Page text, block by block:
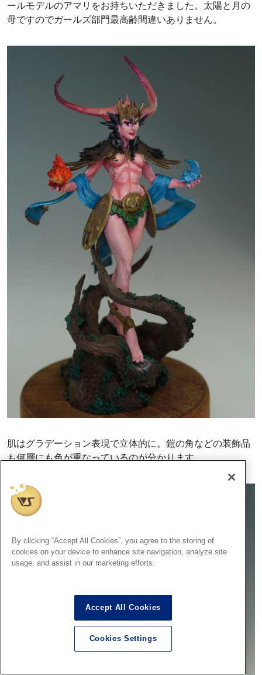
ールモデルのアマリをお持ちいただきました。太陽と月の
母ですのでガールズ部門最高齢間違いありません。
肌はグラデーション表現で立体的に。鎧の角などの装飾品
も何層にも色が重なっているのが分かります。
By clicking “Accept All Cookies”, you agree to the storing of
cookies on your device to enhance site navigation, analyze site
usage, and assist in our marketing efforts.
Accept All Cookies
Cookies Settings